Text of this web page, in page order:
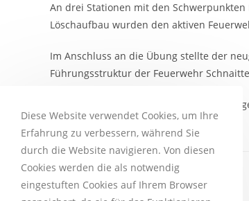
An drei Stationen mit den
Löschaufbau wurden den aktiven
Im Anschluss an die Übung stellte der
Führungsstruktur der Feuerwehr
Zum Ausklang des Abends luden die
Bratwürsten und Getränken ein.
PLEASE SHARE THIS
Diese Website verwendet Cookies, um Ihre
Erfahrung zu verbessern, während Sie
durch die Website navigieren. Von diesen
Cookies werden die als notwendig
eingestuften Cookies auf Ihrem Browser